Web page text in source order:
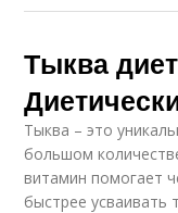
Тыква
Тыква – это
большом
витамин помогает
быстрее